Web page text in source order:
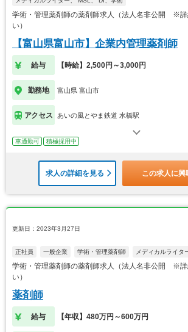
学術・管理薬剤師の薬剤師求人（法人名非公開 ※詳
い）
【富山県富山市】企業内管理薬剤師
給与 【時給】2,500円～3,000円
勤務地 富山県 富山市
アクセス あいの風とやま鉄道 水橋駅
車通勤可 積極採用中
求人の詳細を見る この求人に興
更新日：2023年3月27日
正社員 一般企業 学術・管理薬剤師 メディカルライタ
学術・管理薬剤師の薬剤師求人（法人名非公開 ※詳
い）
薬剤師
給与 【年収】480万円～600万円